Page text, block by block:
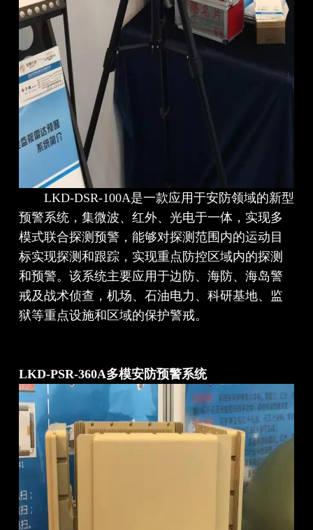
LKD-DSR-100A是一款应用于安防领域的新型
预警系统，集微波、红外、光电于一体，实现多
模式联合探测预警，能够对探测范围内的运动目
标实现探测和跟踪，实现重点防控区域内的探测
和预警。该系统主要应用于边防、海防、海岛警
戒及战术侦查，机场、石油电力、科研基地、监
狱等重点设施和区域的保护警戒。
LKD-PSR-360A多模安防预警系统